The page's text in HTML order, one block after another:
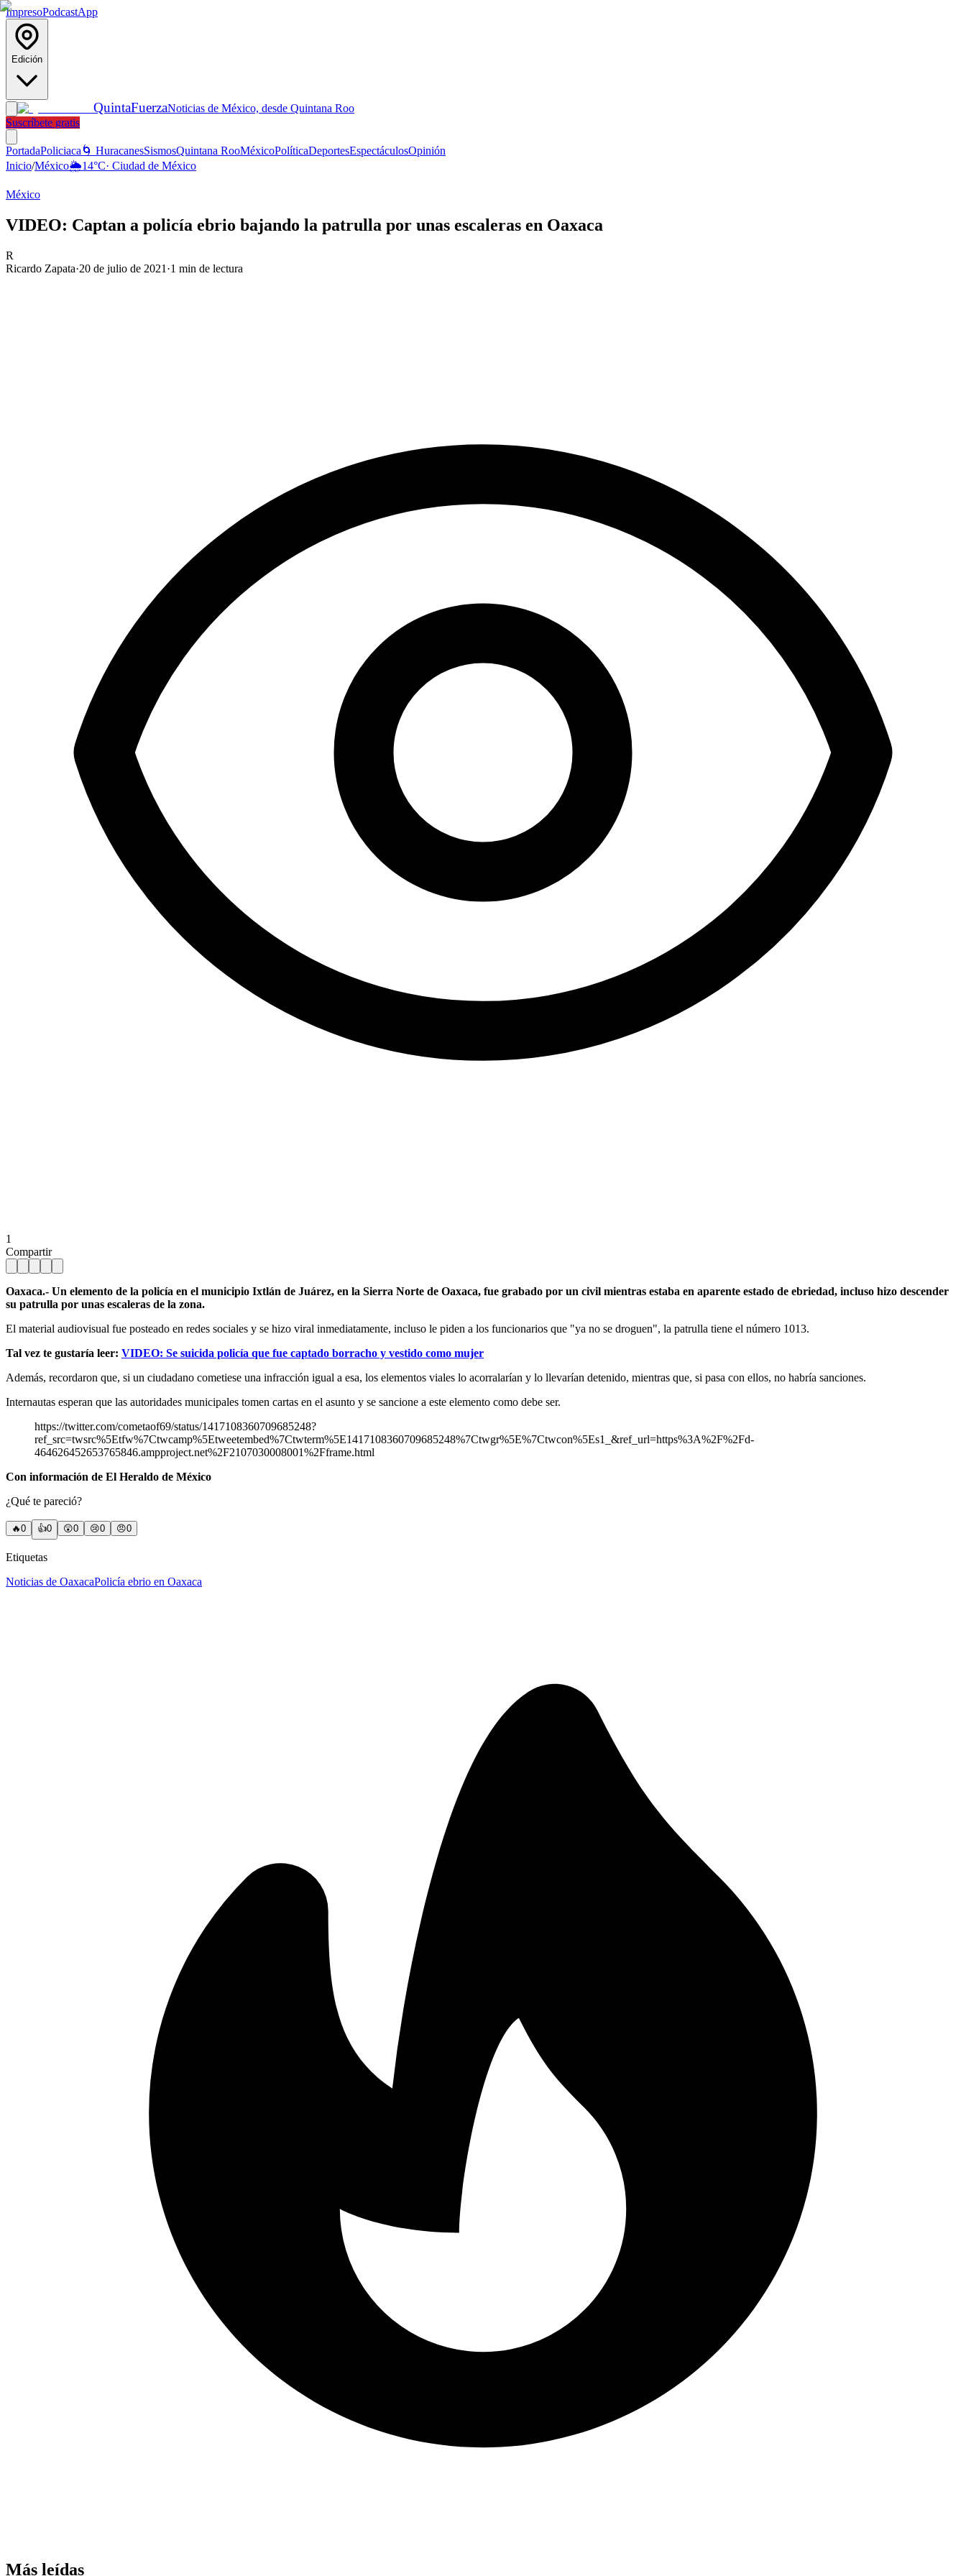
ImpresoPodcastApp
Edición
QuintaFuerzaNoticias de México, desde Quintana Roo
Suscríbete gratis
PortadaPoliciaca 🌀 HuracanesSismosQuintana RooMéxicoPolíticaDeportesEspectáculosOpinión
Inicio/México🌦️14°C· Ciudad de México
México
VIDEO: Captan a policía ebrio bajando la patrulla por unas escaleras en Oaxaca
R
Ricardo Zapata·20 de julio de 2021 ·1 min de lectura
1
Compartir
Oaxaca.- Un elemento de la policía en el municipio Ixtlán de Juárez, en la Sierra Norte de Oaxaca, fue grabado por un civil mientras estaba en aparente estado de ebriedad, incluso hizo descender
su patrulla por unas escaleras de la zona.
El material audiovisual fue posteado en redes sociales y se hizo viral inmediatamente, incluso le piden a los funcionarios que "ya no se droguen", la patrulla tiene el número 1013.
Tal vez te gustaría leer: VIDEO: Se suicida policía que fue captado borracho y vestido como mujer
Además, recordaron que, si un ciudadano cometiese una infracción igual a esa, los elementos viales lo acorralarían y lo llevarían detenido, mientras que, si pasa con ellos, no habría sanciones.
Internautas esperan que las autoridades municipales tomen cartas en el asunto y se sancione a este elemento como debe ser.
https://twitter.com/cometaof69/status/1417108360709685248?
ref_src=twsrc%5Etfw%7Ctwcamp%5Etweetembed%7Ctwterm%5E1417108360709685248%7Ctwgr%5E%7Ctwcon%5Es1_&ref_url=https%3A%2F%2Fd-
464626452653765846.ampproject.net%2F2107030008001%2Fframe.html
Con información de El Heraldo de México
¿Qué te pareció?
🔥0 👍0 😲0 😢0 😠0
Etiquetas
Noticias de OaxacaPolicía ebrio en Oaxaca
Más leídas